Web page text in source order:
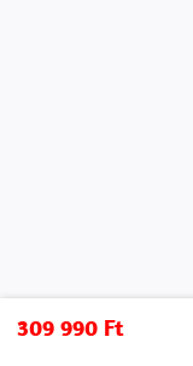
309 990 Ft